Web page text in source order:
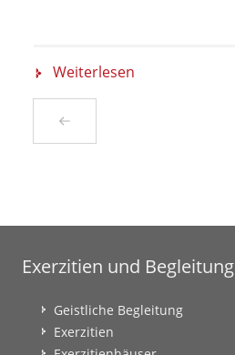
Weiterlesen
Exerzitien und Begleitung
Geistliche Begleitung
Exerzitien